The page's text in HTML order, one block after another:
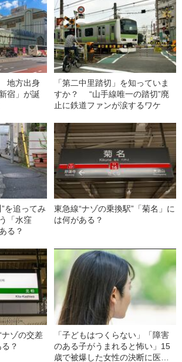
地方出身
宿」が誕
「第二中里踏切」を知っていま
すか？ “山手線唯一の踏切”廃
止に鉄道ファンが涙するワケ
を追ってみ
「水窪
る？
東急線“ナゾの乗換駅”「菊名」に
は何がある？
ナゾの交差
？
「子どもはつくらない」「障害
のある子がうまれると怖い」15
歳で被爆した女性の決断に医者